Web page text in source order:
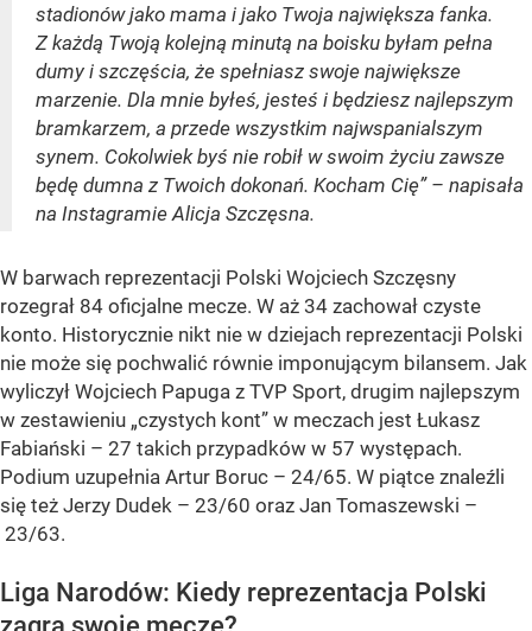
stadionów jako mama i jako Twoja największa fanka.
Z każdą Twoją kolejną minutą na boisku byłam pełna
dumy i szczęścia, że spełniasz swoje największe
marzenie. Dla mnie byłeś, jesteś i będziesz najlepszym
bramkarzem, a przede wszystkim najwspanialszym
synem. Cokolwiek byś nie robił w swoim życiu zawsze
będę dumna z Twoich dokonań. Kocham Cię” – napisała
na Instagramie Alicja Szczęsna.
W barwach reprezentacji Polski Wojciech Szczęsny
rozegrał 84 oficjalne mecze. W aż 34 zachował czyste
konto. Historycznie nikt nie w dziejach reprezentacji Polski
nie może się pochwalić równie imponującym bilansem. Jak
wyliczył Wojciech Papuga z TVP Sport, drugim najlepszym
w zestawieniu „czystych kont” w meczach jest Łukasz
Fabiański – 27 takich przypadków w 57 występach.
Podium uzupełnia Artur Boruc – 24/65. W piątce znaleźli
się też Jerzy Dudek – 23/60 oraz Jan Tomaszewski –
23/63.
Liga Narodów: Kiedy reprezentacja Polski